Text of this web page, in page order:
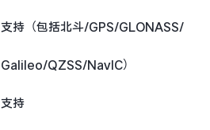
支持（包括北斗/GPS/GLONASS/
Galileo/QZSS/NavIC）
支持